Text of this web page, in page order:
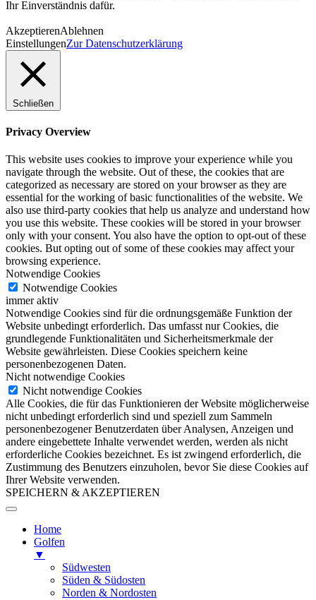
Ihr Einverständnis dafür.
AkzeptierenAblehnen
EinstellungenZur Datenschutzerklärung
Schließen
Privacy Overview
This website uses cookies to improve your experience while you
navigate through the website. Out of these, the cookies that are
categorized as necessary are stored on your browser as they are
essential for the working of basic functionalities of the website. We
also use third-party cookies that help us analyze and understand how
you use this website. These cookies will be stored in your browser
only with your consent. You also have the option to opt-out of these
cookies. But opting out of some of these cookies may affect your
browsing experience.
Notwendige Cookies
Notwendige Cookies
immer aktiv
Notwendige Cookies sind für die ordnungsgemäße Funktion der
Website unbedingt erforderlich. Das umfasst nur Cookies, die
grundlegende Funktionalitäten und Sicherheitsmerkmale der
Website gewährleisten. Diese Cookies speichern keine
personenbezogenen Daten.
Nicht notwendige Cookies
Nicht notwendige Cookies
Alle Cookies, die für das Funktionieren der Website möglicherweise
nicht unbedingt erforderlich sind und speziell zum Sammeln
personenbezogener Benutzerdaten über Analysen, Anzeigen und
andere eingebettete Inhalte verwendet werden, werden als nicht
erforderliche Cookies bezeichnet. Es ist zwingend erforderlich, die
Zustimmung des Benutzers einzuholen, bevor Sie diese Cookies auf
Ihrer Website verwenden.
SPEICHERN & AKZEPTIEREN
Home
Golfen
▼
Südwesten
Süden & Südosten
Norden & Nordosten